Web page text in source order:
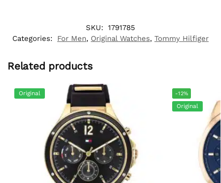
SKU: 1791785
Categories:
For Men, Original Watches, Tommy Hilfiger
Related products
Original -12%
Original